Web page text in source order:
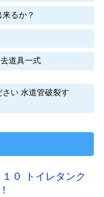
るか？
道具一式
さい 水道管破裂す
０ トイレタンク